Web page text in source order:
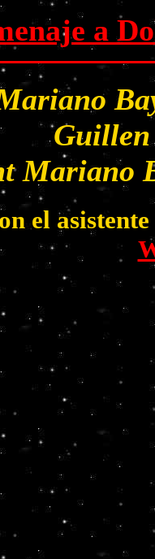
a
Guillen
Mariano
el